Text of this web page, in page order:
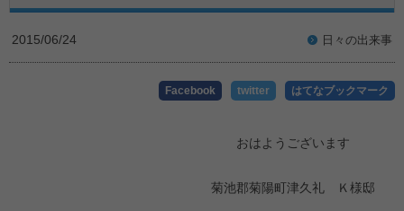
2015/06/24 日々の出来事
Facebook twitter はてなブックマーク
おはようございます
菊池郡菊陽町津久礼 Ｋ様邸